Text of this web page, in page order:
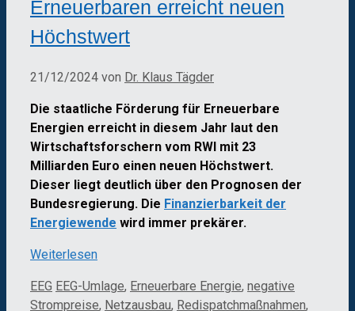
Erneuerbaren erreicht neuen
Höchstwert
21/12/2024 von Dr. Klaus Tägder
Die staatliche Förderung für Erneuerbare
Energien erreicht in diesem Jahr laut den
Wirtschaftsforschern vom RWI mit 23
Milliarden Euro einen neuen Höchstwert.
Dieser liegt deutlich über den Prognosen der
Bundesregierung. Die Finanzierbarkeit der
Energiewende wird immer prekärer.
Weiterlesen
Kategorien
EEG Schlagwörter
EEG-Umlage, Erneuerbare Energie, negative
Strompreise, Netzausbau, Redispatchmaßnahmen,